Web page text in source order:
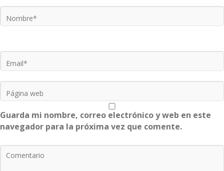
Guarda mi nombre, correo electrónico y web en este
navegador para la próxima vez que comente.